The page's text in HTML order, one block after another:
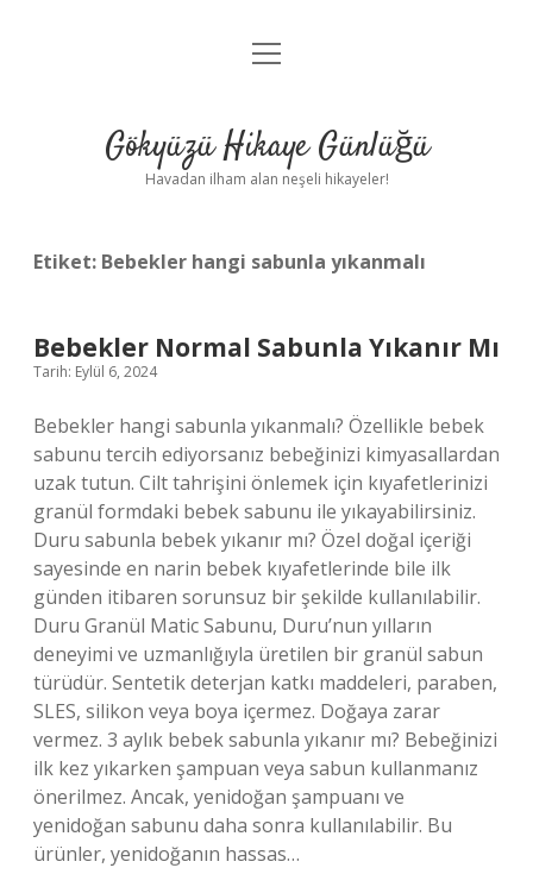
Anasayfa
Yasal Uyarı
menüyü
Gökyüzü Hikaye Günlüğü
Havadan ilham alan neşeli hikayeler!
Etiket: Bebekler hangi sabunla yıkanmalı
Bebekler Normal Sabunla Yıkanır Mı
Tarih: Eylül 6, 2024
Bebekler hangi sabunla yıkanmalı? Özellikle bebek
sabunu tercih ediyorsanız bebeğinizi kimyasallardan
uzak tutun. Cilt tahrişini önlemek için kıyafetlerinizi
granül formdaki bebek sabunu ile yıkayabilirsiniz.
Duru sabunla bebek yıkanır mı? Özel doğal içeriği
sayesinde en narin bebek kıyafetlerinde bile ilk
günden itibaren sorunsuz bir şekilde kullanılabilir.
Duru Granül Matic Sabunu, Duru’nun yılların
deneyimi ve uzmanlığıyla üretilen bir granül sabun
türüdür. Sentetik deterjan katkı maddeleri, paraben,
SLES, silikon veya boya içermez. Doğaya zarar
vermez. 3 aylık bebek sabunla yıkanır mı? Bebeğinizi
ilk kez yıkarken şampuan veya sabun kullanmanız
önerilmez. Ancak, yenidoğan şampuanı ve
yenidoğan sabunu daha sonra kullanılabilir. Bu
ürünler, yenidoğanın hassas…